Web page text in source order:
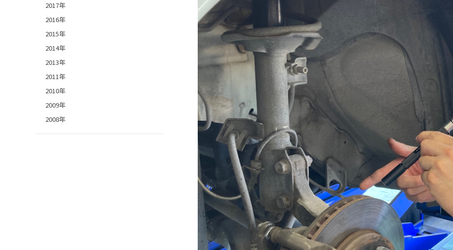
2017年
2016年
2015年
2014年
2013年
2011年
2010年
2009年
2008年